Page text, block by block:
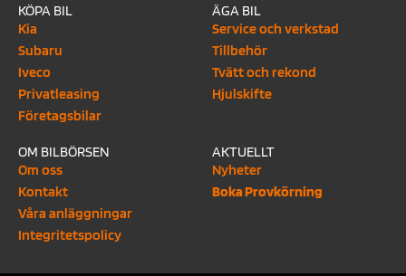
KÖPA BIL
Kia
Subaru
Iveco
Privatleasing
Företagsbilar
ÄGA BIL
Service och verkstad
Tillbehör
Tvätt och rekond
Hjulskifte
OM BILBÖRSEN
Om oss
Kontakt
Våra anläggningar
Integritetspolicy
AKTUELLT
Nyheter
Boka Provkörning